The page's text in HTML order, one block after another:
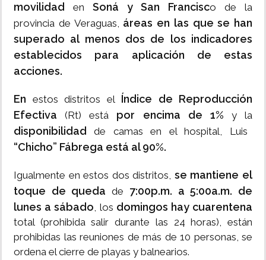
movilidad
en Soná y San Francisco de la
provincia de Veraguas, áreas en las que se han
superado al menos dos de los indicadores
establecidos para aplicación de estas
acciones.
En estos distritos el Índice de Reproducción
Efectiva (Rt) está por encima de 1% y la
disponibilidad de camas en el hospital, Luis
“Chicho” Fábrega está al 90%.
Igualmente en estos dos distritos, se mantiene el
toque de quedade 7:00p.m. a 5:00a.m. de
lunes a sábado, los domingos hay cuarentena
total (prohibida salir durante las 24 horas), están
prohibidas las reuniones de más de 10 personas, se
ordena el cierre de playas y balnearios.